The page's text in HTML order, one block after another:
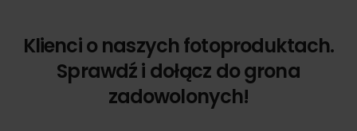
Klienci o naszych fotoproduktach.
Sprawdź i dołącz do grona
zadowolonych!